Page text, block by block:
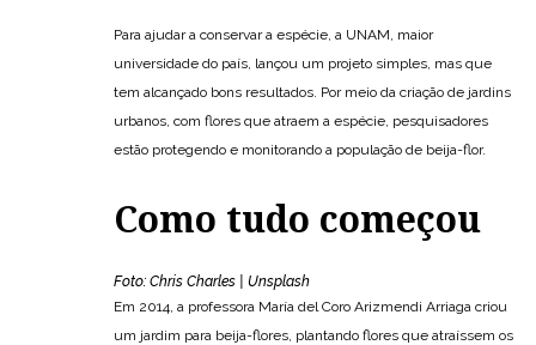
Para ajudar a conservar a espécie, a UNAM, maior
universidade do país, lançou um projeto simples, mas que
tem alcançado bons resultados. Por meio da criação de jardins
urbanos, com flores que atraem a espécie, pesquisadores
estão protegendo e monitorando a população de beija-flor.
Como tudo começou
Foto: Chris Charles | Unsplash
Em 2014, a professora María del Coro Arizmendi Arriaga criou
um jardim para beija-flores, plantando flores que atraíssem os